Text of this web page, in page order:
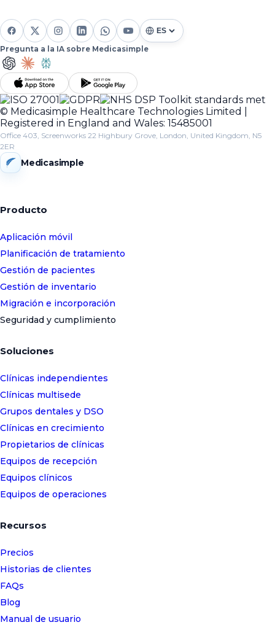
Pregunta a la IA sobre Medicasimple
© Medicasimple Healthcare Technologies Limited |
Registered in England and Wales: 15485001
Office 403, Screenworks 22 Highbury Grove, London, United Kingdom, N5
2ER
Medicasimple
Producto
Aplicación móvil
Planificación de tratamiento
Gestión de pacientes
Gestión de inventario
Migración e incorporación
Seguridad y cumplimiento
Soluciones
Clínicas independientes
Clínicas multisede
Grupos dentales y DSO
Clínicas en crecimiento
Propietarios de clínicas
Equipos de recepción
Equipos clínicos
Equipos de operaciones
Recursos
Precios
Historias de clientes
FAQs
Blog
Manual de usuario